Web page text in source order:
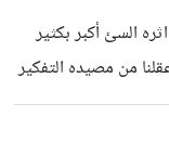
تكمن في تحقيق
السئ أكبر بكثير
من مصيده التفكير
وتعلم اللغه
نفذ ما العمل